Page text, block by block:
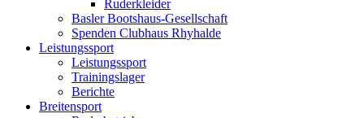
Ruderkleider
Basler Bootshaus-Gesellschaft
Spenden Clubhaus Rhyhalde
Leistungssport
Leistungssport
Trainingslager
Berichte
Breitensport